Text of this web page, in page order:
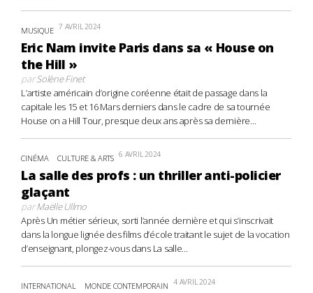
MUSIQUE 7 AVRIL 2024
Eric Nam invite Paris dans sa « House on
the Hill »
parSolène Finet
L’artiste américain d’origine coréenne était de passage dans la
capitale les 15 et 16 Mars derniers dans le cadre de sa tournée
House on a Hill Tour, presque deux ans après sa dernière...
CINÉMA CULTURE & ARTS 6 AVRIL 2024
La salle des profs : un thriller anti-policier
glaçant
parMaëlle Ullmo
Après Un métier sérieux, sorti l’année dernière et qui s’inscrivait
dans la longue lignée des films d’école traitant le sujet de la vocation
d’enseignant, plongez-vous dans La salle...
INTERNATIONAL MONDE CONTEMPORAIN 4 AVRIL 2024